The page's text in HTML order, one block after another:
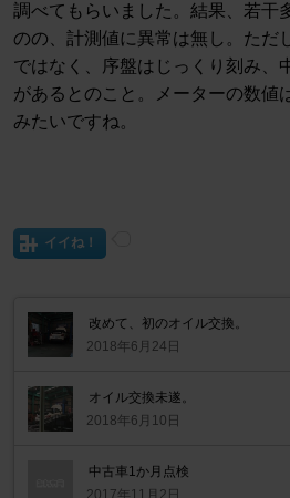
調べてもらいました。結果、若干
のの、計測値に異常は無し。ただ
ではなく、序盤はじっくり刻み、
があるとのこと。メーターの数値
みたいですね。
イイね！
改めて、初のオイル交換。
2018年6月24日
オイル交換未遂。
2018年6月10日
中古車1か月点検
2017年11月2日